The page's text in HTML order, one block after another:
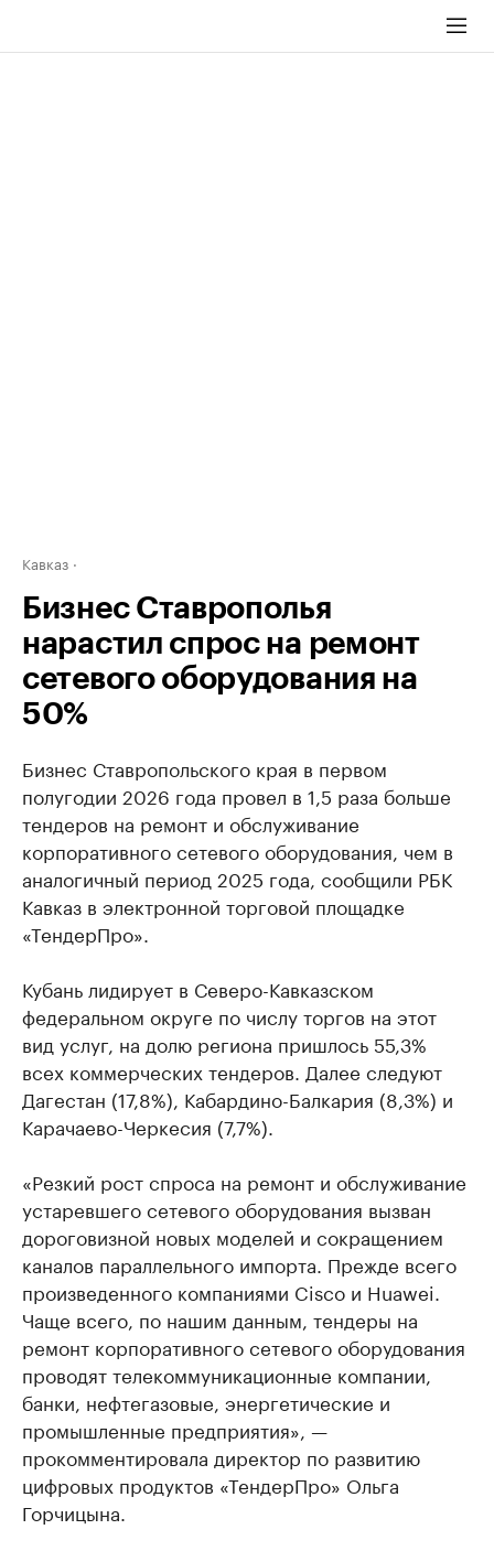
Кавказ
Бизнес Ставрополья
нарастил спрос на ремонт
сетевого оборудования на
50%
Бизнес Ставропольского края в первом
полугодии 2026 года провел в 1,5 раза больше
тендеров на ремонт и обслуживание
корпоративного сетевого оборудования, чем в
аналогичный период 2025 года, сообщили РБК
Кавказ в электронной торговой площадке
«ТендерПро».
Кубань лидирует в Северо-Кавказском
федеральном округе по числу торгов на этот
вид услуг, на долю региона пришлось 55,3%
всех коммерческих тендеров. Далее следуют
Дагестан (17,8%), Кабардино-Балкария (8,3%) и
Карачаево-Черкесия (7,7%).
«Резкий рост спроса на ремонт и обслуживание
устаревшего сетевого оборудования вызван
дороговизной новых моделей и сокращением
каналов параллельного импорта. Прежде всего
произведенного компаниями Cisco и Huawei.
Чаще всего, по нашим данным, тендеры на
ремонт корпоративного сетевого оборудования
проводят телекоммуникационные компании,
банки, нефтегазовые, энергетические и
промышленные предприятия», —
прокомментировала директор по развитию
цифровых продуктов «ТендерПро» Ольга
Горчицына.